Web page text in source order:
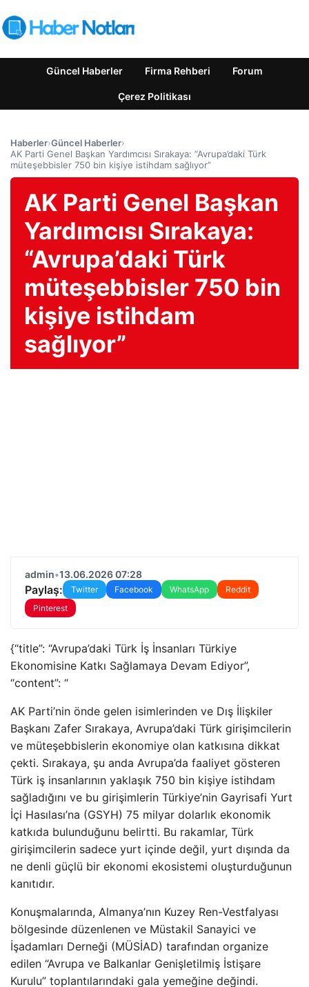
Güncel Haberler Firma Rehberi Forum
Çerez Politikası
Haberler›Güncel Haberler›
AK Parti Genel Başkan Yardımcısı Sırakaya: “Avrupa’daki Türk
müteşebbisler 750 bin kişiye istihdam sağlıyor”
AK Parti Genel Başkan
Yardımcısı Sırakaya:
“Avrupa’daki Türk
müteşebbisler 750 bin
kişiye istihdam
sağlıyor”
admin•13.06.2026 07:28
Paylaş: Twitter Facebook WhatsApp
Reddit
Pinterest
{“title”: “Avrupa’daki Türk İş İnsanları Türkiye
Ekonomisine Katkı Sağlamaya Devam Ediyor”,
“content”: “
AK Parti’nin önde gelen isimlerinden ve Dış İlişkiler
Başkanı Zafer Sırakaya, Avrupa’daki Türk girişimcilerin
ve müteşebbislerin ekonomiye olan katkısına dikkat
çekti. Sırakaya, şu anda Avrupa’da faaliyet gösteren
Türk iş insanlarının yaklaşık 750 bin kişiye istihdam
sağladığını ve bu girişimlerin Türkiye’nin Gayrisafi Yurt
İçi Hasılası’na (GSYH) 75 milyar dolarlık ekonomik
katkıda bulunduğunu belirtti. Bu rakamlar, Türk
girişimcilerin sadece yurt içinde değil, yurt dışında da
ne denli güçlü bir ekonomi ekosistemi oluşturduğunun
kanıtıdır.
Konuşmalarında, Almanya’nın Kuzey Ren-Vestfalyası
bölgesinde düzenlenen ve Müstakil Sanayici ve
İşadamları Derneği (MÜSİAD) tarafından organize
edilen “Avrupa ve Balkanlar Genişletilmiş İstişare
Kurulu” toplantılarındaki gala yemeğine değindi.